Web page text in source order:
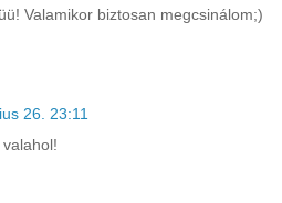
Valamikor biztosan megcsinálom;)
26. 23:11